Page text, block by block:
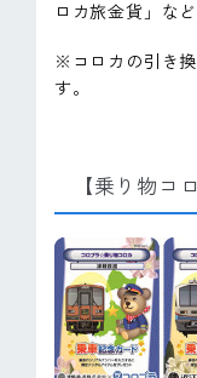
ロカ旅金貨」な
※コロカの引き
す。
【乗り物コ